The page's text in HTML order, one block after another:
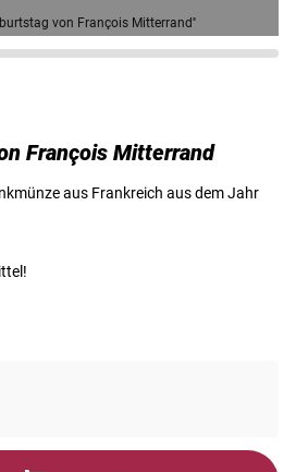
von François Mitterrand''
François Mitterrand
aus Frankreich aus dem Jahr